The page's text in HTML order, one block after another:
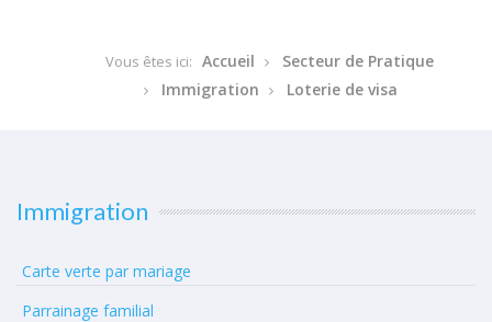
Vous êtes ici: Accueil
Secteur de Pratique
Immigration
Loterie de visa
Immigration
Carte verte par mariage
Parrainage familial